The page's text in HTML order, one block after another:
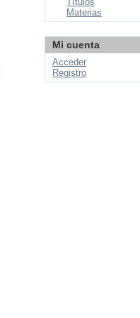
Materias
Mi cuenta
Acceder
Registro